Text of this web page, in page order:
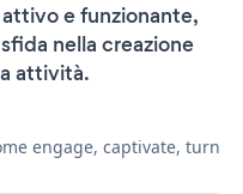
e funzionante,
nella creazione
attività.
engage, captivate, turn